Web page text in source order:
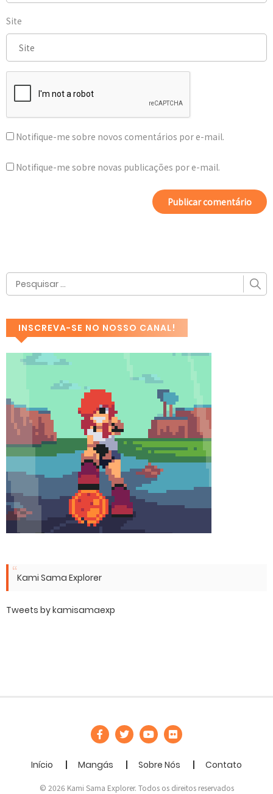
Site
Notifique-me sobre novos comentários por e-mail.
Notifique-me sobre novas publicações por e-mail.
INSCREVA-SE NO NOSSO CANAL!
Kami Sama Explorer
Tweets by kamisamaexp
Início Mangás Sobre Nós Contato
© 2026 Kami Sama Explorer. Todos os direitos reservados